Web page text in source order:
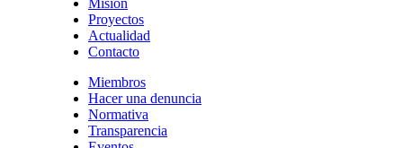
Proyectos
Actualidad
Contacto
Miembros
Hacer una denuncia
Normativa
Transparencia